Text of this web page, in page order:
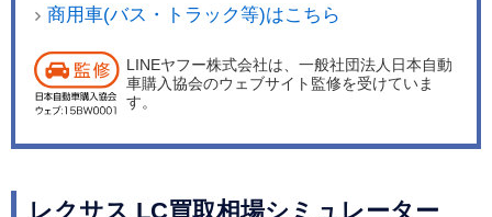
商用車(バス・トラック等)はこちら
LINEヤフー株式会社は、一般社団法人日本自動
車購入協会のウェブサイト監修を受けていま
す。
レクサス LC買取相場シミュレーター